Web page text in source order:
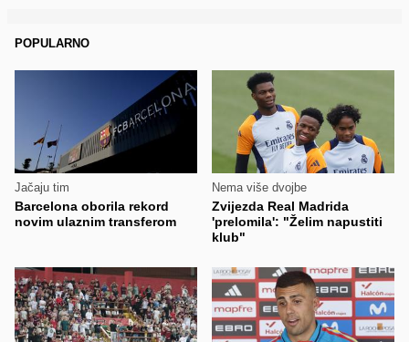
POPULARNO
Jačaju tim
Barcelona oborila rekord
novim ulaznim transferom
Nema više dvojbe
Zvijezda Real Madrida
'prelomila': "Želim napustiti
klub"